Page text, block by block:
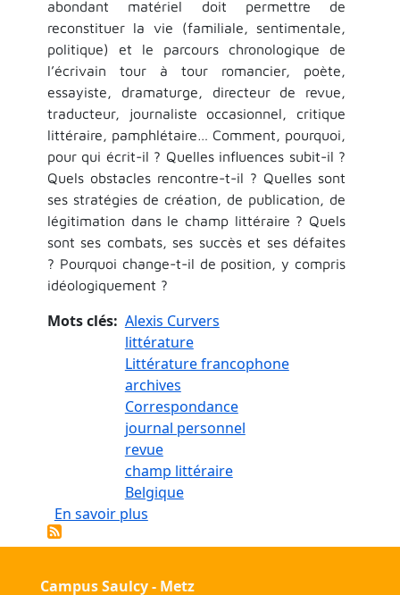
abondant matériel doit permettre de
reconstituer la vie (familiale, sentimentale,
politique) et le parcours chronologique de
l’écrivain tour à tour romancier, poète,
essayiste, dramaturge, directeur de revue,
traducteur, journaliste occasionnel, critique
littéraire, pamphlétaire… Comment, pourquoi,
pour qui écrit-il ? Quelles influences subit-il ?
Quels obstacles rencontre-t-il ? Quelles sont
ses stratégies de création, de publication, de
légitimation dans le champ littéraire ? Quels
sont ses combats, ses succès et ses défaites
? Pourquoi change-t-il de position, y compris
idéologiquement ?
Mots clés
Alexis Curvers
littérature
Littérature francophone
archives
Correspondance
journal personnel
revue
champ littéraire
Belgique
En savoir plussur Un parcours d'écrivain au XXe
Campus Saulcy - Metz